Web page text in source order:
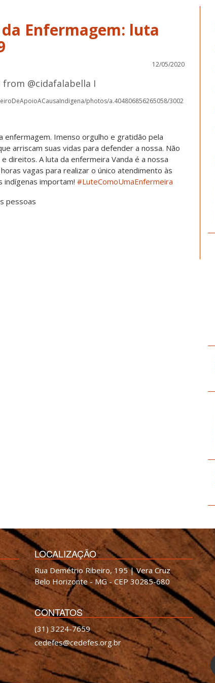
Enfermagem: luta
12/05/2020
@cidafalabella I
photos/a.404806856265058/3002
Imenso orgulho e gratidão pela
arriscam suas vidas para defender a nossa. Não
direitos. A luta da enfermeira Vanda é a nossa
vagas para realizar o único atendimento às
indígenas importam! #LuteComoUmaEnfermeira
LOCALIZAÇÃO
Rua Demétrio Ribeiro, 195 | Vera Cruz
Belo Horizonte - MG - CEP 30285-680
CONTATOS
(31) 3224-7659
cedefes@cedefes.org.br